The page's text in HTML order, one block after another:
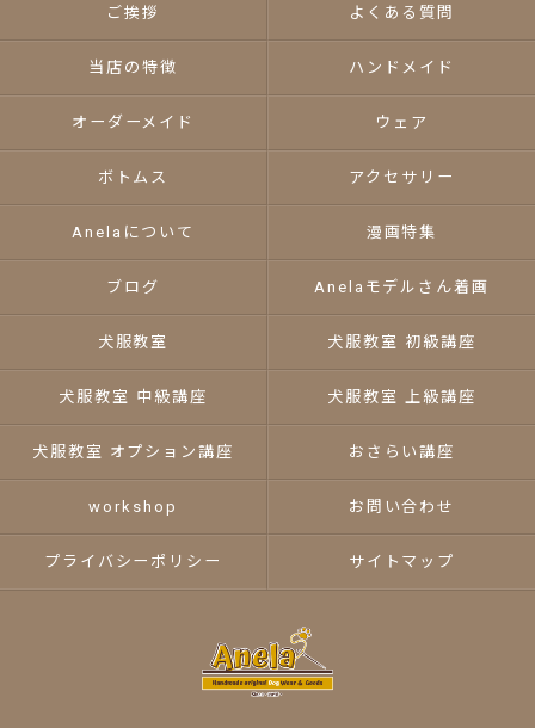
ご挨拶 よくある質問
当店の特徴 ハンドメイド
オーダーメイド ウェア
ボトムス アクセサリー
Anelaについて 漫画特集
ブログ Anelaモデルさん着画
犬服教室 犬服教室 初級講座
犬服教室 中級講座 犬服教室 上級講座
犬服教室 オプション講座 おさらい講座
workshop お問い合わせ
プライバシーポリシー サイトマップ